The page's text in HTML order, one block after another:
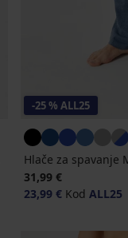
-25 % ALL25
Hlače za spavanje
31,99 €
23,99 €Kod ALL25